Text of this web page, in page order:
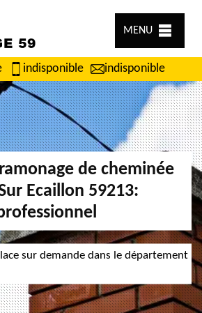
MENU
indisponible indisponible
de cheminée
Ecaillon 59213:
sur demande dans le département